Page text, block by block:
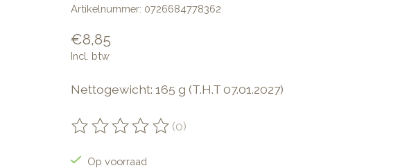
Artikelnummer: 0726684778362
€8,85
Incl. btw
Nettogewicht: 165 g (T.H.T 07.01.2027)
De beoordeling van dit product is
(0)
Op voorraad